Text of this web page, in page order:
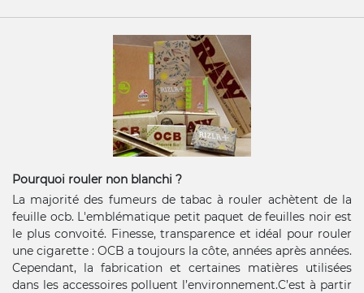
Pourquoi rouler non blanchi ?
La majorité des fumeurs de tabac à rouler achètent de la
feuille ocb. L'emblématique petit paquet de feuilles noir est
le plus convoité. Finesse, transparence et idéal pour rouler
une cigarette : OCB a toujours la côte, années après années.
Cependant, la fabrication et certaines matières utilisées
dans les accessoires polluent l’environnement.C’est à partir